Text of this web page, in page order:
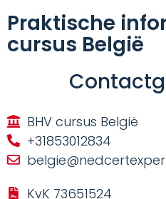
Praktische
cursus België
BHV cursus België
+31853012834
KvK 73651524